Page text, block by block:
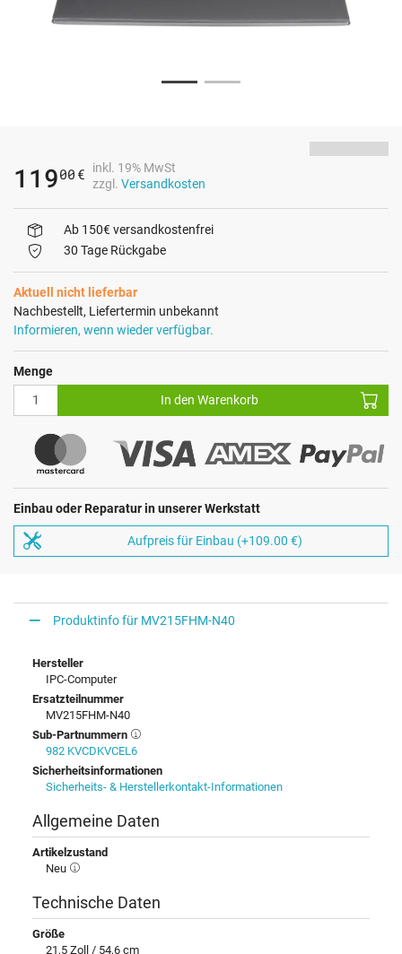
11900 €
inkl. 19% MwSt
zzgl. Versandkosten
Ab 150€ versandkostenfrei
30 Tage Rückgabe
Aktuell nicht lieferbar
Nachbestellt, Liefertermin unbekannt
Informieren, wenn wieder verfügbar.
Menge
In den Warenkorb
Einbau oder Reparatur in unserer Werkstatt
Aufpreis für Einbau (+109.00 €)
Produktinfo für MV215FHM-N40
Hersteller
IPC-Computer
Ersatzteilnummer
MV215FHM-N40
Sub-Partnummern
982 KVCDKVCEL6
Sicherheitsinformationen
Sicherheits- & Herstellerkontakt-Informationen
Allgemeine Daten
Artikelzustand
Neu
Technische Daten
Größe
21,5 Zoll / 54,6 cm